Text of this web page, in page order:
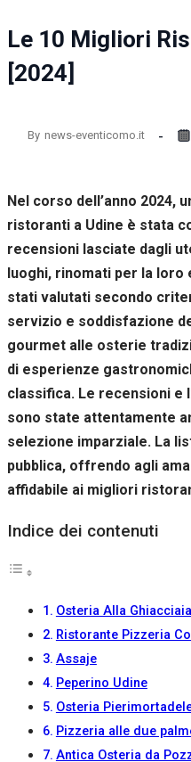
Le 10 Migliori
[2024]
By news-eventicomo.it
Nel corso dell’anno 2024,
ristoranti a Udine è stata
recensioni lasciate dagli
luoghi, rinomati per la loro
stati valutati secondo
servizio e soddisfazione
gourmet alle osterie
di esperienze
classifica. Le recensioni e
sono state attentamente
selezione imparziale. La
pubblica, offrendo agli
affidabile ai migliori
Indice dei contenuti
Osteria Alla Ghiacciaia
Ristorante Pizzeria
Assaje
Peperino Udine
Osteria
Pizzeria alle due
Antica Osteria da